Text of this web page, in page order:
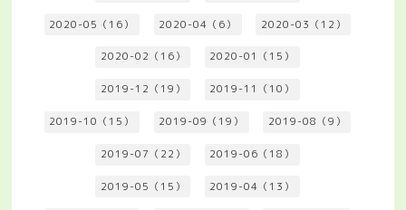
2020-05（16） 2020-04（6） 2020-03（12）
2020-02（16） 2020-01（15）
2019-12（19） 2019-11（10）
2019-10（15） 2019-09（19） 2019-08（9）
2019-07（22） 2019-06（18）
2019-05（15） 2019-04（13）